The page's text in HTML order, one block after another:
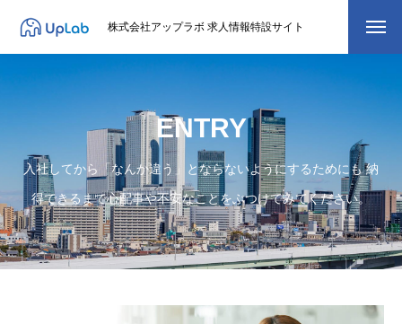
株式会社アップラボ 求人情報特設サイト
現在募集中の職種
エントリーフォーム
プライバシーポリシー
会社概要
現在募集中の職種 エントリーフォーム プライバシーポリシー 会
ENTRY
入社してから「なんか違う」とならないようにするためにも 納
得できるまで心配事や不安なことをぶつけてみてください。